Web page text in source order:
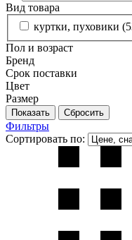
Вид товара
куртки, пуховики (
Пол и возраст
Бренд
Срок поставки
Цвет
Размер
Фильтры
Сортировать по: